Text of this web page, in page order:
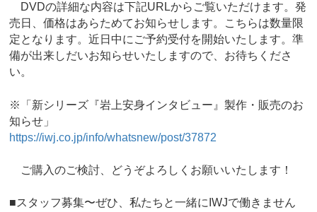
DVDの詳細な内容は下記URLからご覧いただけます。発
売日、価格はあらためてお知らせします。こちらは数量限
定となります。近日中にご予約受付を開始いたします。準
備が出来しだいお知らせいたしますので、お待ちくださ
い。
※「新シリーズ『岩上安身インタビュー』製作・販売のお
知らせ」
https://iwj.co.jp/info/whatsnew/post/37872
ご購入のご検討、どうぞよろしくお願いいたします！
■スタッフ募集〜ぜひ、私たちと一緒にIWJで働きません